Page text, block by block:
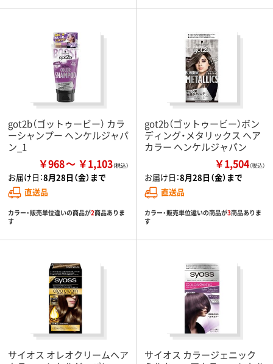
got2b（ゴットゥービー） カラ
ーシャンプー ヘンケルジャパ
ン_1
￥968 ￥1,103
お届け日：8月28日（金）まで
直送品
カラー・販売単位違いの商品が2商品ありま
す
got2b（ゴットゥービー）ボン
ディング・メタリックス ヘア
カラー ヘンケルジャパン
￥1,504（税込）
お届け日：8月28日（金）まで
直送品
カラー・販売単位違いの商品が3商品ありま
す
サイオス オレオクリームヘア
サイオス カラージェニック